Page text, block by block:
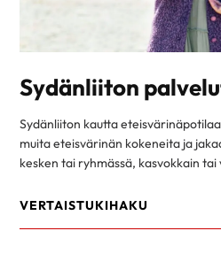
Sydänliiton
Sydänliiton kautta
muita eteisvärinän kokeneita ja
kesken tai ryhmässä, kasvokkain tai
VERTAISTUKIHAKU